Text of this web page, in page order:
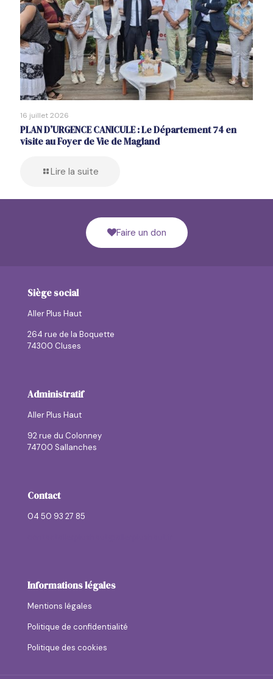
16 juillet 2026
PLAN D’URGENCE CANICULE : Le Département 74 en
visite au Foyer de Vie de Magland
Lire la suite
Faire un don
Siège social
Aller Plus Haut
264 rue de la Boquette
74300 Cluses
Administratif
Aller Plus Haut
92 rue du Colonney
74700 Sallanches
Contact
04 50 93 27 85
Informations légales
Mentions légales
Politique de confidentialité
Politique des cookies